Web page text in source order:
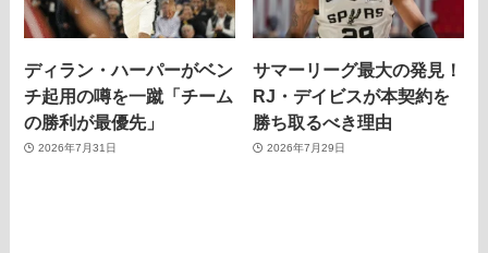
ディラン・ハーパーがベン
チ起用の噂を一蹴「チーム
の勝利が最優先」
2026年7月31日
サマーリーグ最大の発見！
RJ・デイビスが本契約を
勝ち取るべき理由
2026年7月29日